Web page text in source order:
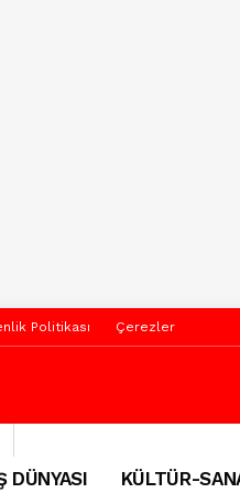
Politikası Çerezler
DÜNYASI KÜLTÜR-